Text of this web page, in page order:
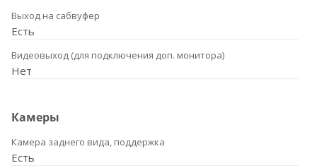
Выход на сабвуфер
Есть
Видеовыход (для подключения доп. монитора)
Нет
Камеры
Камера заднего вида, поддержка
Есть